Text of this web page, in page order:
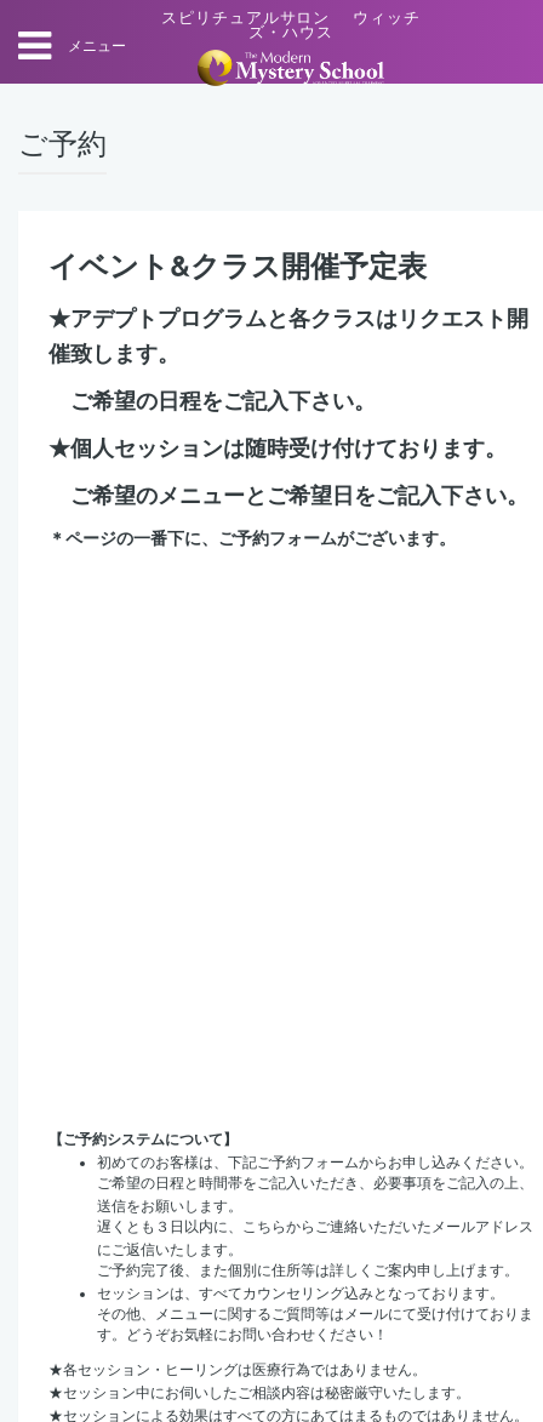
メニュー
スピリチュアルサロン ウィッチ
ズ・ハウス
ご予約
イベント&クラス開催予定表
★アデプトプログラムと各クラスはリクエスト開
催致します。
ご希望の日程をご記入下さい。
★個人セッションは随時受け付けております。
ご希望のメニューとご希望日をご記入下さい。
＊ページの一番下に、ご予約フォームがございます。
【ご予約システムについて】
初めてのお客様は、下記ご予約フォームからお申し込みください。
ご希望の日程と時間帯をご記入いただき、必要事項をご記入の上、
送信をお願いします。
遅くとも３日以内に、こちらからご連絡いただいたメールアドレス
にご返信いたします。
ご予約完了後、また個別に住所等は詳しくご案内申し上げます。
セッションは、すべてカウンセリング込みとなっております。
その他、メニューに関するご質問等はメールにて受け付けておりま
す。どうぞお気軽にお問い合わせください！
★各セッション・ヒーリングは医療行為ではありません。
★セッション中にお伺いしたご相談内容は秘密厳守いたします。
★セッションによる効果はすべての方にあてはまるものではありません。